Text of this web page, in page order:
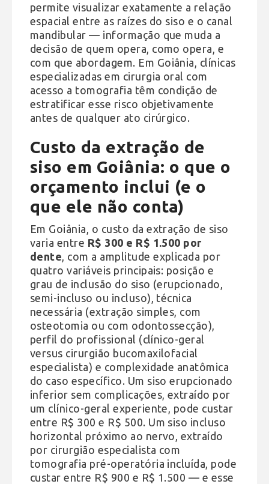
permite visualizar exatamente a relação
espacial entre as raízes do siso e o canal
mandibular — informação que muda a
decisão de quem opera, como opera, e
com que abordagem. Em Goiânia, clínicas
especializadas em cirurgia oral com
acesso a tomografia têm condição de
estratificar esse risco objetivamente
antes de qualquer ato cirúrgico.
Custo da extração de
siso em Goiânia: o que o
orçamento inclui (e o
que ele não conta)
Em Goiânia, o custo da extração de siso
varia entre R$ 300 e R$ 1.500 por
dente , com a amplitude explicada por
quatro variáveis principais: posição e
grau de inclusão do siso (erupcionado,
semi-incluso ou incluso), técnica
necessária (extração simples, com
osteotomia ou com odontossecção),
perfil do profissional (clínico-geral
versus cirurgião bucomaxilofacial
especialista) e complexidade anatômica
do caso específico. Um siso erupcionado
inferior sem complicações, extraído por
um clínico-geral experiente, pode custar
entre R$ 300 e R$ 500. Um siso incluso
horizontal próximo ao nervo, extraído
por cirurgião especialista com
tomografia pré-operatória incluída, pode
custar entre R$ 900 e R$ 1.500 — e esse